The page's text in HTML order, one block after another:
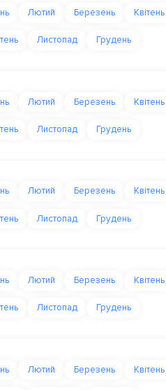
Лютий Березень Квітень
Листопад Грудень
Лютий Березень Квітень
Листопад Грудень
Лютий Березень Квітень
Листопад Грудень
Лютий Березень Квітень
Листопад Грудень
Лютий Березень Квітень